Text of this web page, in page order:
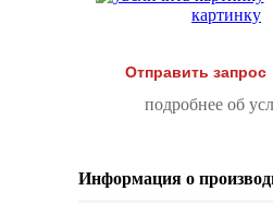
картинку
Отправить запрос
подробнее об
Информация о